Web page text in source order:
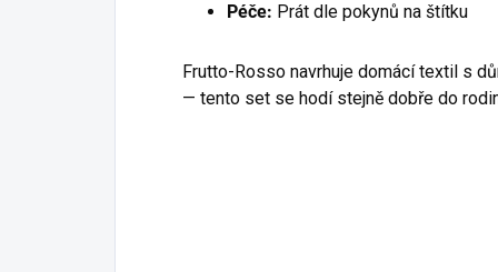
Péče: Prát dle pokynů na štítku
Frutto-Rosso navrhuje domácí textil s
— tento set se hodí stejně dobře do